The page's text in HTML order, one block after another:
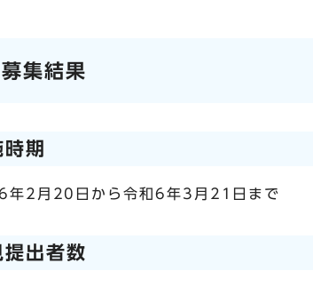
集結果
期
年2月20日から令和6年3月21日まで
提出者数